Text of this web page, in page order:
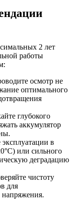
2 лет
работы
осмотр не
оптимального
глубокого
аккумулятор
эксплуатации в
или сильного
деградацию
чистоту
для
напряжения.